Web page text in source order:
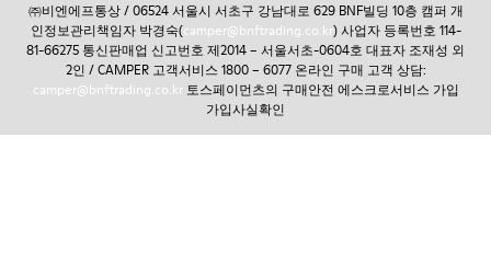
㈜비엔에프통상 / 06524 서울시 서초구 강남대로 629 BNF빌딩 10층 캠퍼 개
인정보관리책임자 박경숙(camper@bnftrading.co.kr) 사업자 등록번호 114-
81-66275 통신판매업 신고번호 제2014 – 서울서초-0604호 대표자 조재성 외
2인 / CAMPER 고객서비스 1800 – 6077 온라인 구매 고객 상담:
camper@bnftrading.co.kr토스페이먼츠의 구매안전 에스크로서비스 가입
가입사실확인